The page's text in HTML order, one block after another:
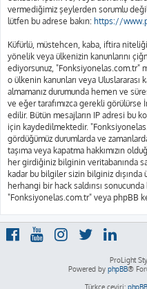
vermediğimiz şeylerden sorumlu
lütfen bu adrese bakın: https://
Küfürlü, müstehcen, kaba, iftira
yönelik veya ülkenizin kanunlarını
ediyorsunuz, "Fonksiyonelas.com.tr"
o ülkenin kanunları veya Uluslararası
almamanız durumunda hemen ve
ve eğer tarafımızca gerekli görülürse
edilir. Bütün mesajların IP adresi bu
için kaydedilmektedir.
gördüğümüz durumlarda ve
taşıma veya kapatma hakkımızın
her girdiğiniz bilginin veritabanında
kadar bu bilgiler sizin bilginiz dışında
herhangi bir hack saldırısı
"Fonksiyonelas.com.tr" veya phpBB
ProLight
Powered by phpBB®
Türkçe çeviri: